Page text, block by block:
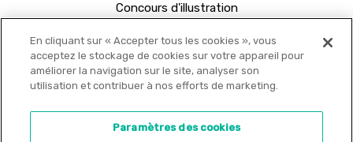
Concours d'illustration
En cliquant sur « Accepter tous les cookies », vous
acceptez le stockage de cookies sur votre appareil pour
améliorer la navigation sur le site, analyser son
utilisation et contribuer à nos efforts de marketing.
Paramètres des cookies